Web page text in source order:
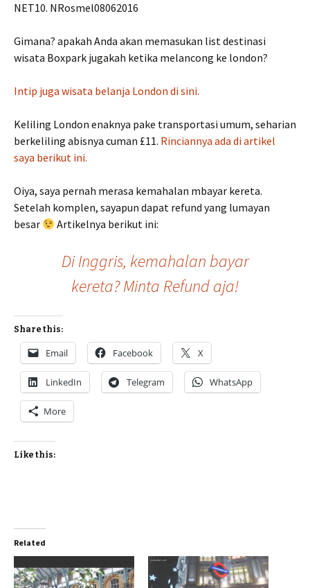
NET10. NRosmel08062016
Gimana? apakah Anda akan memasukan list destinasi
wisata Boxpark jugakah ketika melancong ke london?
Intip juga wisata belanja London di sini.
Keliling London enaknya pake transportasi umum, seharian
berkeliling abisnya cuman £11. Rinciannya ada di artikel
saya berikut ini.
Oiya, saya pernah merasa kemahalan mbayar kereta.
Setelah komplen, sayapun dapat refund yang lumayan
besar
Artikelnya berikut ini:
Di Inggris, kemahalan bayar
kereta? Minta Refund aja!
Share this:
Email Facebook X
LinkedIn Telegram WhatsApp
More
Like this:
Related